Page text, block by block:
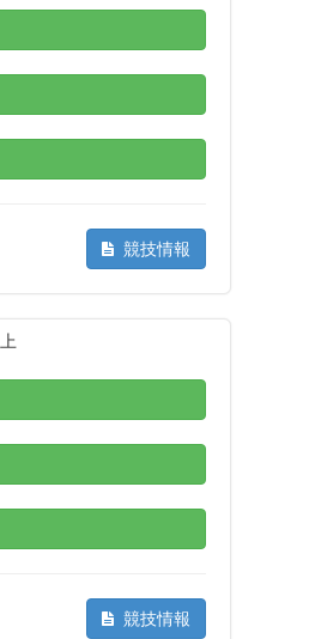
競技情報
競技情報